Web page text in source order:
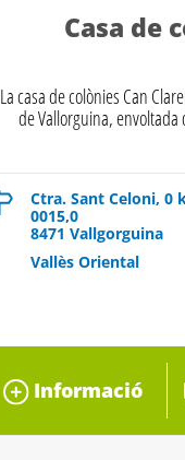
Casa de
La casa de colònies Can
de Vallorguina,
Ctra. Sant Celoni, 0
0015,0
8471 Vallgorguina
Vallès Oriental
Informació